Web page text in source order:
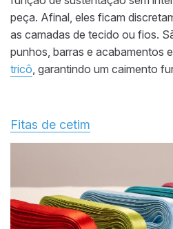
peça. Afinal, eles ficam
as camadas de tecido ou fios.
punhos, barras e acabamentos
tricô , garantindo um caimento
Fitas de cetim